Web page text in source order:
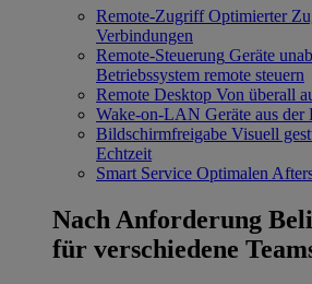
Remote-Zugriff Optimierter
Verbindungen
Remote-Steuerung Geräte
Betriebssystem remote steuern
Remote Desktop Von überall
Wake-on-LAN Geräte aus der
Bildschirmfreigabe Visuell
Echtzeit
Smart Service Optimalen
Nach Anforderung
für verschiedene